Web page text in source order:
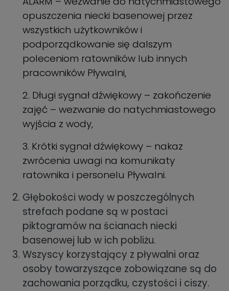
opuszczenia niecki basenowej przez
wszystkich użytkowników i
podporządkowanie się dalszym
poleceniom ratowników lub innych
pracowników Pływalni,
2. Długi sygnał dźwiękowy – zakończenie
zajęć – wezwanie do natychmiastowego
wyjścia z wody,
3. Krótki sygnał dźwiękowy – nakaz
zwrócenia uwagi na komunikaty
ratownika i personelu Pływalni.
Głębokości wody w poszczególnych
strefach podane są w postaci
piktogramów na ścianach niecki
basenowej lub w ich pobliżu.
Wszyscy korzystający z pływalni oraz
osoby towarzyszące zobowiązane są do
zachowania porządku, czystości i ciszy.